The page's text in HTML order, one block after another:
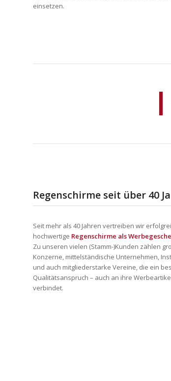
einsetzen.
Regenschirme seit über 40
Seit mehr als 40 Jahren vertreiben wir
hochwertige Regenschirme als
Zu unseren vielen (Stamm-)Kunden zählen
Konzerne, mittelständische Unternehmen,
und auch mitgliederstarke Vereine, die ein
Qualitätsanspruch – auch an ihre
verbindet.